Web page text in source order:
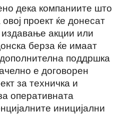
дека компаниите што
проект ќе донесат
издавање акции или
берза ќе имаат
поддршка
е договорен
за техничка и
оперативната
иницијални